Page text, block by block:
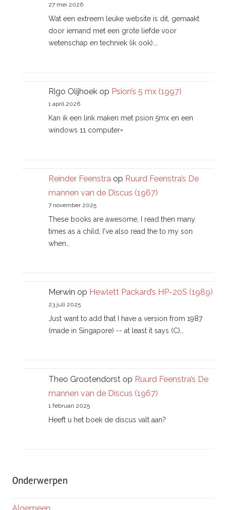
27 mei 2026
Wat een extreem leuke website is dit, gemaakt
door iemand met een grote liefde voor
wetenschap en techniek (ik ook).…
Rigo Olijhoek op Psion’s 5 mx (1997)
1 april 2026
Kan ik een link maken met psion 5mx en een
windows 11 computer=
Reinder Feenstra op Ruurd Feenstra’s De
mannen van de Discus (1967)
7 november 2025
These books are awesome, I read then many
times as a child, I've also read the to my son
when…
Merwin op Hewlett Packard’s HP-20S (1989)
23 juli 2025
Just want to add that I have a version from 1987
(made in Singapore) -- at least it says (C)…
Theo Grootendorst op Ruurd Feenstra’s De
mannen van de Discus (1967)
1 februari 2025
Heeft u het boek de discus valt aan?
Onderwerpen